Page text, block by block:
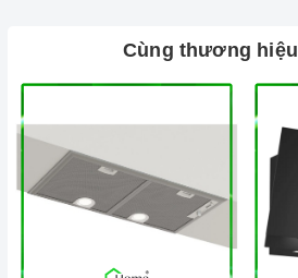
Cùng thương hiệu